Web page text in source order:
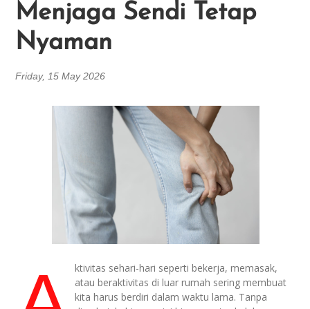
Menjaga Sendi Tetap
Nyaman
Friday, 15 May 2026
ktivitas sehari-hari seperti bekerja, memasak,
atau beraktivitas di luar rumah sering membuat
kita harus berdiri dalam waktu lama. Tanpa